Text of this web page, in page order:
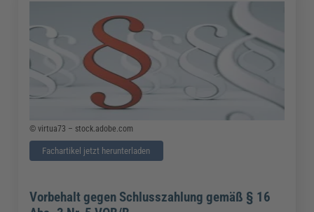
© virtua73 – stock.adobe.com
Fachartikel jetzt herunterladen
Vorbehalt gegen Schlusszahlung gemäß § 16